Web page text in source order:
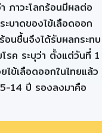
ภาวะโลกร้อนมีผลต่อ
บาดของไข้เลือดออก
อนชื้นจึงได้รับผลกระทบ
รค ระบุว่า ตั้งแต่วันที่ 1
ข้เลือดออกในไทยแล้ว
14 ปี รองลงมาคือ